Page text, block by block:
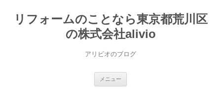
テリフォームのことなら東京都荒川区
の株式会社alivio
アリビオのブログ
メニュー